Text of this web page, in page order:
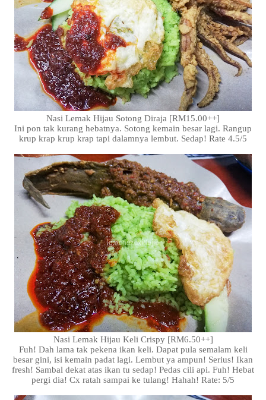
Nasi Lemak Hijau Sotong Diraja [RM15.00++]
Ini pon tak kurang hebatnya. Sotong kemain besar lagi. Rangup
krup krap krup krap tapi dalamnya lembut. Sedap! Rate 4.5/5
Nasi Lemak Hijau Keli Crispy [RM6.50++]
Fuh! Dah lama tak pekena ikan keli. Dapat pula semalam keli
besar gini, isi kemain padat lagi. Lembut ya ampun! Serius! Ikan
fresh! Sambal dekat atas ikan tu sedap! Pedas cili api. Fuh! Hebat
pergi dia! Cx ratah sampai ke tulang! Hahah! Rate: 5/5